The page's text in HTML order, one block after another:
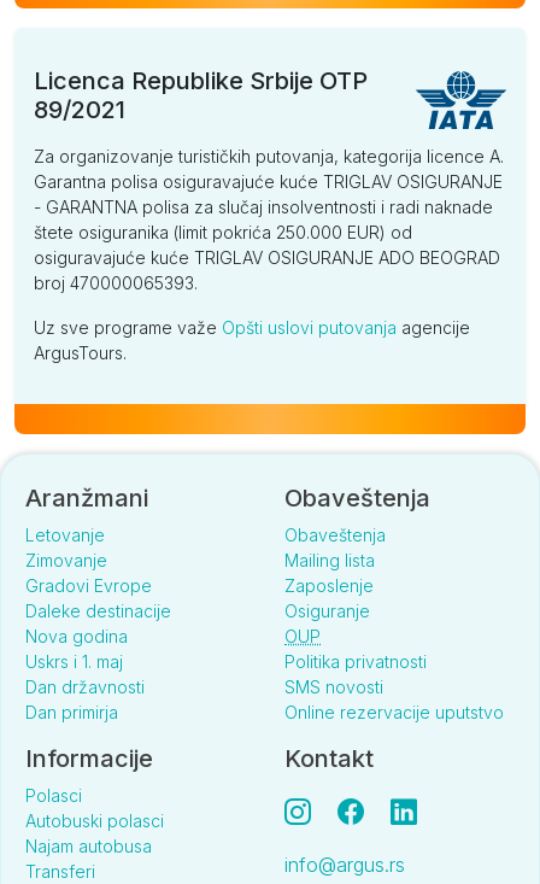
Licenca Republike Srbije OTP
89/2021
Za organizovanje turističkih putovanja, kategorija licence A.
Garantna polisa osiguravajuće kuće TRIGLAV OSIGURANJE
- GARANTNA polisa za slučaj insolventnosti i radi naknade
štete osiguranika (limit pokrića 250.000 EUR) od
osiguravajuće kuće TRIGLAV OSIGURANJE ADO BEOGRAD
broj 470000065393.
Uz sve programe važe Opšti uslovi putovanja agencije
ArgusTours.
Aranžmani
Letovanje
Zimovanje
Gradovi Evrope
Daleke destinacije
Nova godina
Uskrs i 1. maj
Dan državnosti
Dan primirja
Obaveštenja
Obaveštenja
Mailing lista
Zaposlenje
Osiguranje
OUP
Politika privatnosti
SMS novosti
Online rezervacije uputstvo
Informacije
Polasci
Autobuski polasci
Najam autobusa
Transferi
Kontakt
info@argus.rs